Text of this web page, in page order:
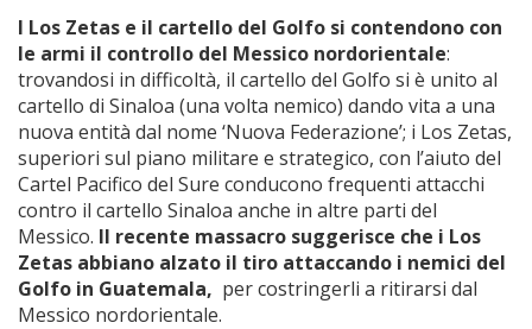
I Los Zetas e il cartello del Golfo si contendono con
le armi il controllo del Messico nordorientale:
trovandosi in difficoltà, il cartello del Golfo si è unito al
cartello di Sinaloa (una volta nemico) dando vita a una
nuova entità dal nome ‘Nuova Federazione’; i Los Zetas,
superiori sul piano militare e strategico, con l’aiuto del
Cartel Pacifico del Sure conducono frequenti attacchi
contro il cartello Sinaloa anche in altre parti del
Messico. Il recente massacro suggerisce che i Los
Zetas abbiano alzato il tiro attaccando i nemici del
Golfo in Guatemala, per costringerli a ritirarsi dal
Messico nordorientale.